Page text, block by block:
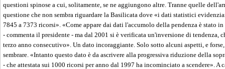
questioni spinose a cui, solitamente, se ne aggiungono altre. Tranne quelle
questione che non sembra riguardare la Basilicata dove «i dati statistici
7845 a 7373 ricorsi». «Come appare dai dati l'accumolo della pendenza è stato
- commenta il presidente - ma dal 2001 si è verificata un'inversione di tendenza,
terzo anno consecutivo». Un dato incoraggiante. Solo sotto alcuni aspetti, e
sembrare. «Intanto questo dato è da ascrivere alla progressiva riduzione della
- che attestata sui 1000 ricorsi per anno dal 1997 ha incominciato a scendere». A